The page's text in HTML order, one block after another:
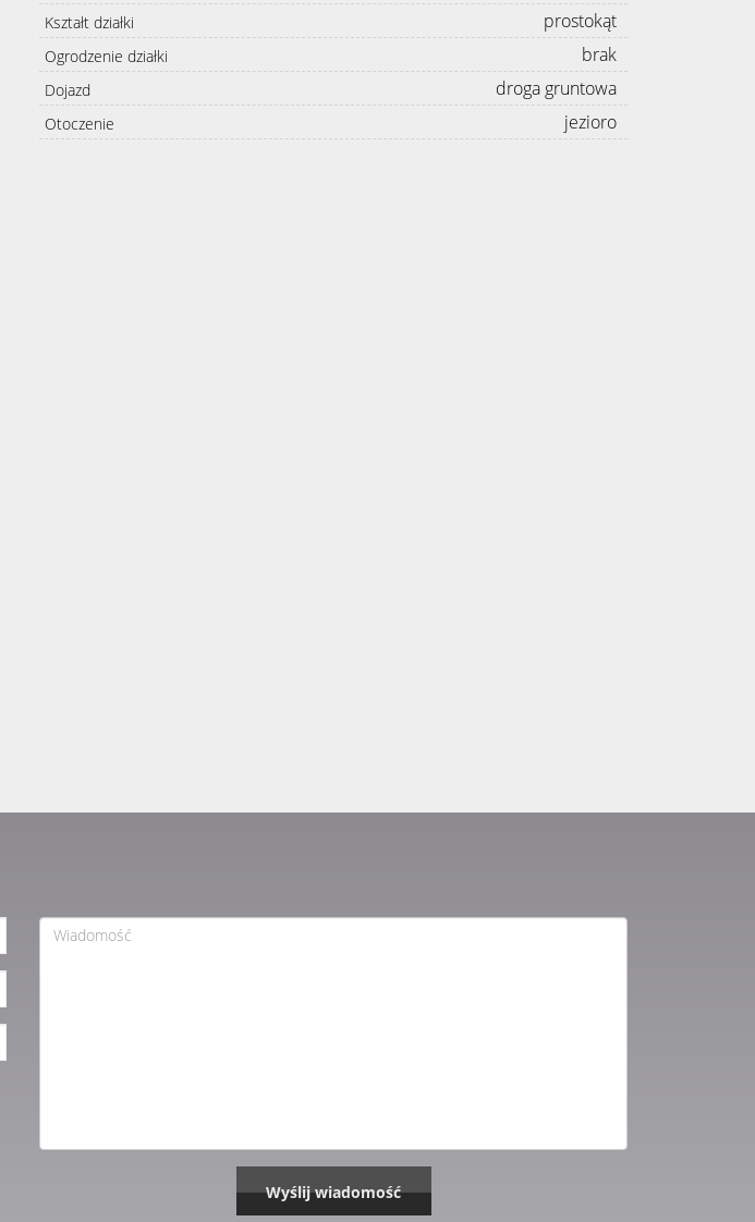
Kształt działki prostokąt
Ogrodzenie działki brak
Dojazd droga gruntowa
Otoczenie jezioro